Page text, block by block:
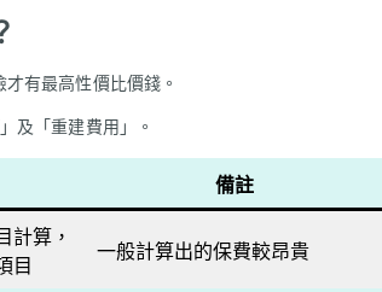
有最高性價比價錢。
及「重建費用」。
備註
計算，
目
一般計算出的保費較昂貴